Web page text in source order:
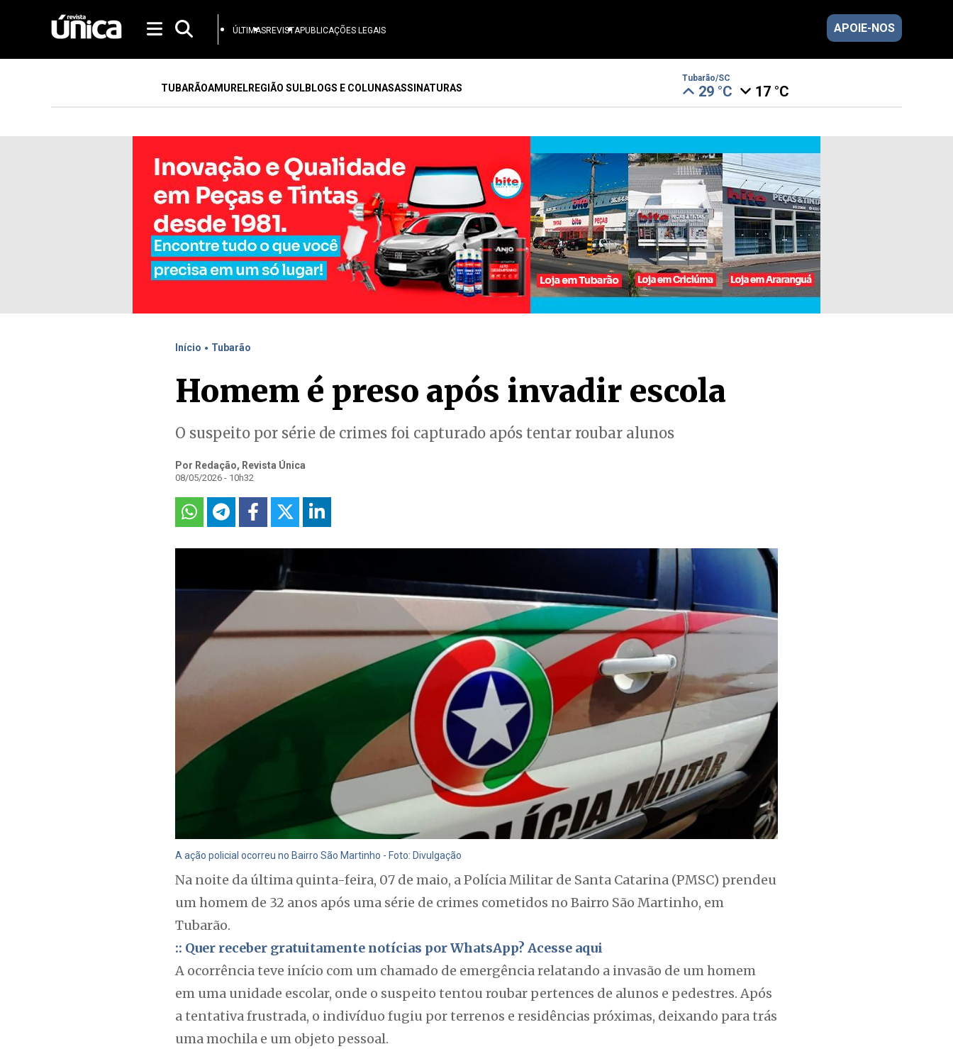
ÚLTIMASREVISTAPUBLICAÇÕES LEGAIS APOIE-NOS
TUBARÃOAMURELREGIÃO SULBLOGS E COLUNASASSINATURAS
Tubarão/SC
29 °C 17 °C
Início . Tubarão
Homem é preso após invadir escola
O suspeito por série de crimes foi capturado após tentar roubar alunos
Por Redação, Revista Única
08/05/2026 - 10h32
A ação policial ocorreu no Bairro São Martinho - Foto: Divulgação
Na noite da última quinta-feira, 07 de maio, a Polícia Militar de Santa Catarina (PMSC) prendeu
um homem de 32 anos após uma série de crimes cometidos no Bairro São Martinho, em
Tubarão.
:: Quer receber gratuitamente notícias por WhatsApp? Acesse aqui
​A ocorrência teve início com um chamado de emergência relatando a invasão de um homem
em uma unidade escolar, onde o suspeito tentou roubar pertences de alunos e pedestres. Após
a tentativa frustrada, o indivíduo fugiu por terrenos e residências próximas, deixando para trás
uma mochila e um objeto pessoal.